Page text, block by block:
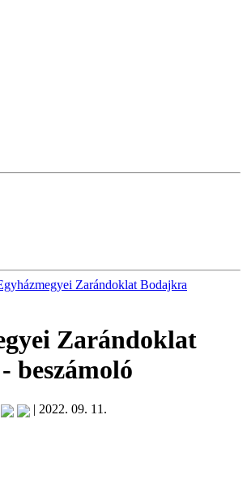
Zarándoklat Bodajkra
Zarándoklat
- beszámoló
| 2022. 09. 11.